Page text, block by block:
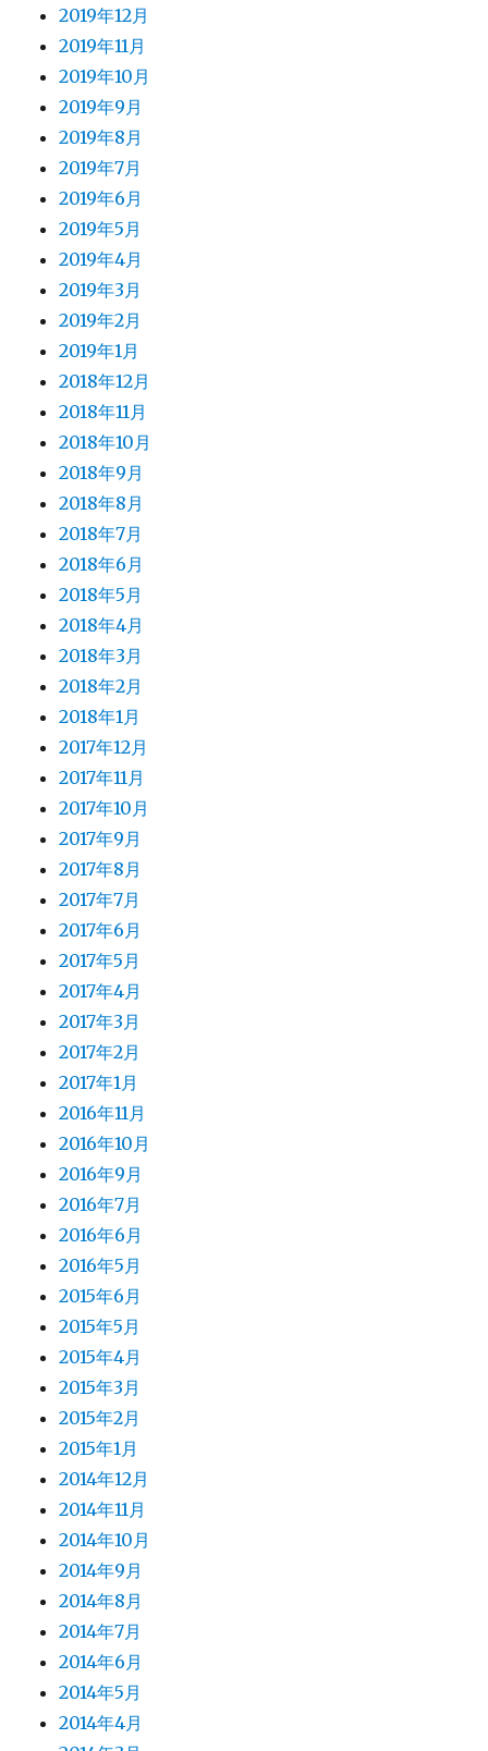
2019年12月
2019年11月
2019年10月
2019年9月
2019年8月
2019年7月
2019年6月
2019年5月
2019年4月
2019年3月
2019年2月
2019年1月
2018年12月
2018年11月
2018年10月
2018年9月
2018年8月
2018年7月
2018年6月
2018年5月
2018年4月
2018年3月
2018年2月
2018年1月
2017年12月
2017年11月
2017年10月
2017年9月
2017年8月
2017年7月
2017年6月
2017年5月
2017年4月
2017年3月
2017年2月
2017年1月
2016年11月
2016年10月
2016年9月
2016年7月
2016年6月
2016年5月
2015年6月
2015年5月
2015年4月
2015年3月
2015年2月
2015年1月
2014年12月
2014年11月
2014年10月
2014年9月
2014年8月
2014年7月
2014年6月
2014年5月
2014年4月